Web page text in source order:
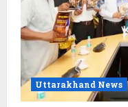
Uttarakhand News